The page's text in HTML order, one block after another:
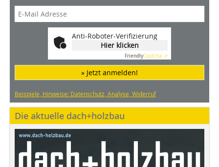
Anti-Roboter-Verifizierung
Hier klicken
FriendlyCaptcha ⇗
» Jetzt anmelden!
Beispiele, Hinweise: Datenschutz, Analyse, Widerruf
Die aktuelle dach+holzbau